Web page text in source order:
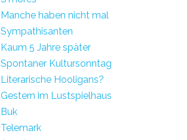
Manche haben nicht mal
Sympathisanten
Kaum 5 Jahre später
Spontaner Kultursonntag
Literarische Hooligans?
Gestern im Lustspielhaus
Buk
Telemark